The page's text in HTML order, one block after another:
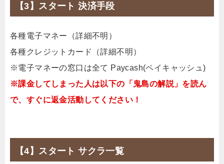
【3】スタート 決済手段
各種電子マネー（詳細不明）
各種クレジットカード（詳細不明）
※電子マネーの窓口は全て Paycash(ペイキャッシュ)
※課金してしまった人は以下の「鬼島の解説」を読ん
で、すぐに返金活動してください！
【4】スタート サクラ一覧